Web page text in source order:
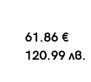
61.86 €
120.99 лв.